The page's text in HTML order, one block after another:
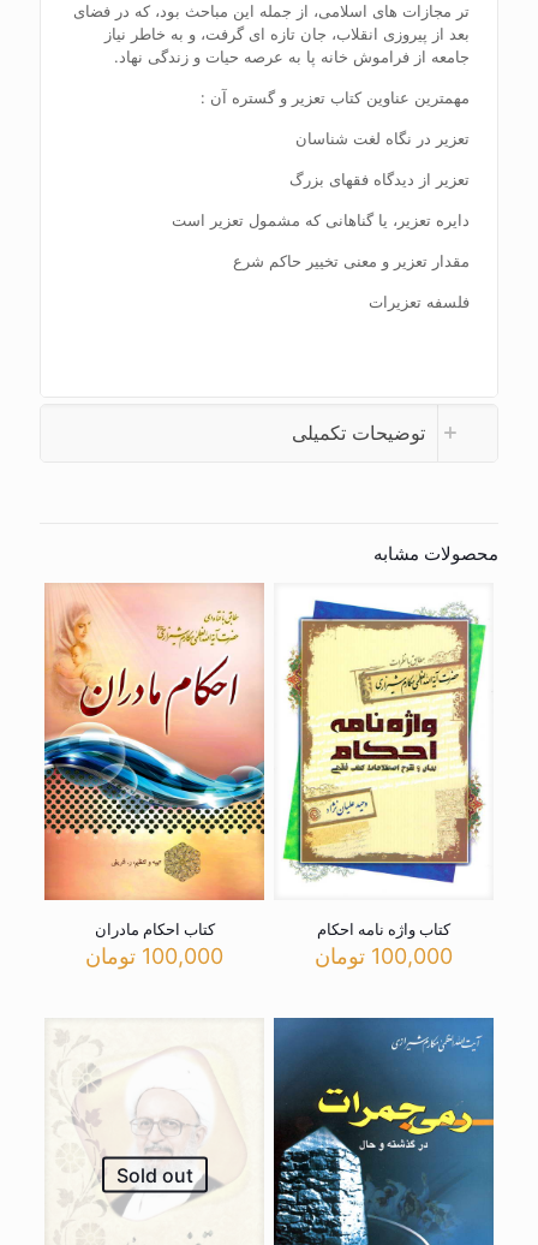
تر مجازات های اسلامی، از جمله این مباحث بود، که در فضای
بعد از پیروزی انقلاب، جان تازه ای گرفت، و به خاطر نیاز
جامعه از فراموش خانه پا به عرصه حیات و زندگی نهاد.
مهمترین عناوین کتاب تعزیر و گستره آن :
تعزیر در نگاه لغت شناسان
تعزیر از دیدگاه فقهای بزرگ
دایره تعزیر، یا گناهانی که مشمول تعزیر است
مقدار تعزیر و معنی تخییر حاکم شرع
فلسفه تعزیرات
توضیحات تکمیلی
محصولات مشابه
کتاب واژه نامه احکام
100,000 تومان
کتاب احکام مادران
100,000 تومان
Sold out